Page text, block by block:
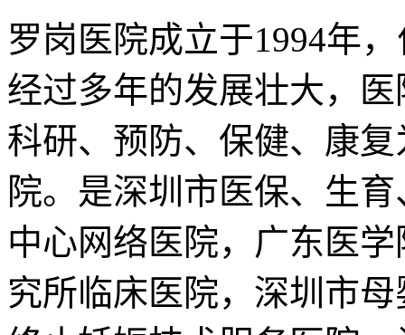
罗岗医院成立于1994年
经过多年的发展壮大，
科研、预防、保健、康
院。是深圳市医保、生
中心网络医院，广东医
究所临床医院，深圳市